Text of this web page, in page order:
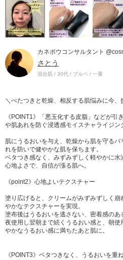
カネボウコンサルタント
さとう
混合肌 / 30代 / ブルベ / 一重
＼べたつきと乾燥、相反する肌悩みに今、
《POINT1》「悪玉化する皮脂」などが
や肌あれを防ぐ浸透感モイスチャライジン
肌にうるおいを与え、乾燥から肌を守る
れを防いで健やかな肌を保ちます。
ベタつき感なく、みずみずしく軽やかに
心地よさで、自信が漲る肌へ。
《point2》心地よいテクスチャー
塗り広げると、クリームがみずみずしく
やかなテクスチャーを実現。
塗布後はうるおいを逃さない、密着感のあ
夜使用し翌朝まで続くうるおい感と、朝
やかなうるおい感に満ちたあと肌に。
《POINT3》ベタつきなく、うるおいを重